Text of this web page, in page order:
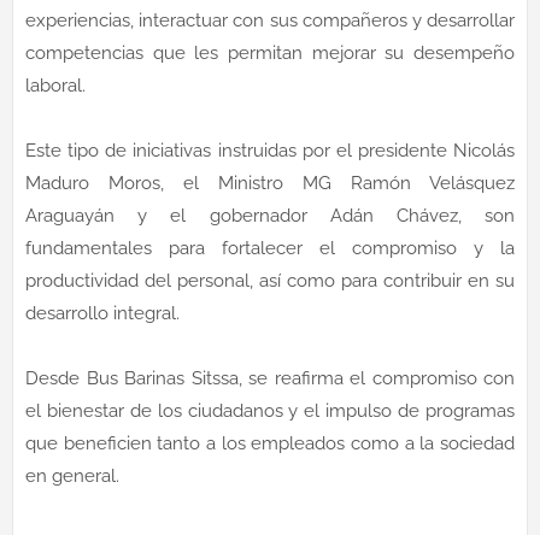
experiencias, interactuar con sus compañeros y desarrollar
competencias que les permitan mejorar su desempeño
laboral.
Este tipo de iniciativas instruidas por el presidente Nicolás
Maduro Moros, el Ministro MG Ramón Velásquez
Araguayán y el gobernador Adán Chávez, son
fundamentales para fortalecer el compromiso y la
productividad del personal, así como para contribuir en su
desarrollo integral.
Desde Bus Barinas Sitssa, se reafirma el compromiso con
el bienestar de los ciudadanos y el impulso de programas
que beneficien tanto a los empleados como a la sociedad
en general.